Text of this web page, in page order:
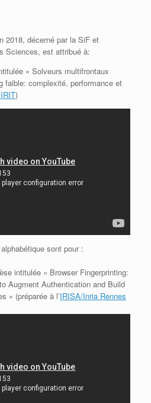
2018, décerné par la SiF et
Sciences, est attribué à:
« Solveurs multifrontaux
faible: complexité, performance et
)
sont pour :
intitulée « Browser Fingerprinting:
Augment Authentication and Build
» (préparée à l’IRISA/Inria Rennes